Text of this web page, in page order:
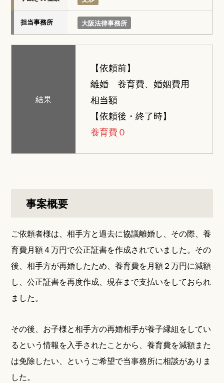
担当事務所 大阪法律事務所
結果
【依頼前】
離婚 養育費、婚姻費用
相当額
【依頼後・終了時】
養育費０
事案概要
ご依頼者様は、相手方と過去に協議離婚し、その際、養
育費月額４万円で公正証書を作成されていました。その
後、相手方が再婚したため、養育費を月額２万円に減額
し、公正証書を再度作成、現在まで支払いをしておられ
ました。
その後、お子様と相手方の再婚相手が養子縁組をしてい
るという情報を入手されたことから、養育費を減額また
は免除したい、というご希望で当事務所に相談がありま
した。